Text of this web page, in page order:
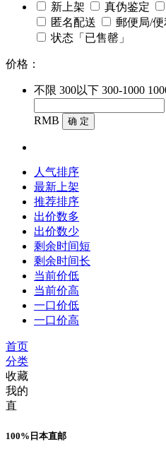
新上架 真伪鉴定
匿名配送
郵便局/
状态「已售罄」
价格：
不限 300以下 300-1000
RMB
确 定
人气排序
最新上架
推荐排序
出价数多
出价数少
剩余时间短
剩余时间长
当前价低
当前价高
一口价低
一口价高
首页
分类
收藏
我的
直
100%日本直邮